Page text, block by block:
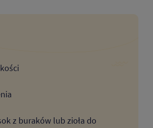
z buraków lub zioła do